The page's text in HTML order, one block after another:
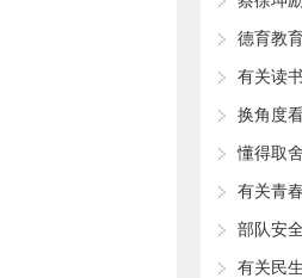
德育教
句)
有关读
(精选85
换角度
懂得取
句)
有关青
部队安
有关民